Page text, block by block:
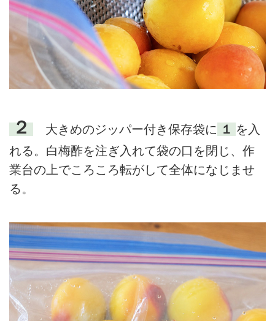
２ 大きめのジッパー付き保存袋に １ を入
れる。白梅酢を注ぎ入れて袋の口を閉じ、作
業台の上でころころ転がして全体になじませ
る。